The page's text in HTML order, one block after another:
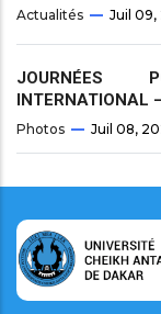
Actualités Juil 09,
JOURNÉES
INTERNATIONAL
Photos Juil 08,